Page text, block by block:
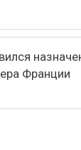
Франции